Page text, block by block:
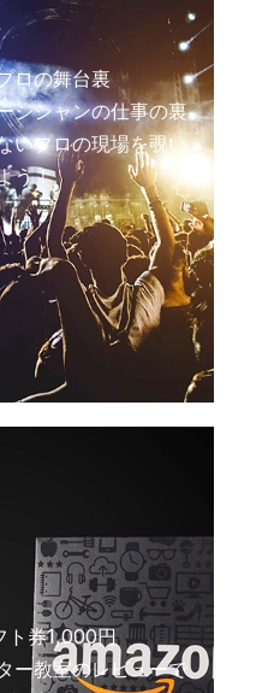
ロの舞台裏
ジシャンの仕事の裏
いプロの現場を覗い
う！
ト券1,000円
ー教室のレビューで